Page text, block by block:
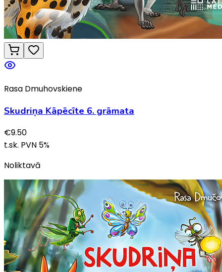
Rasa Dmuhovskiene
Skudriņa Kāpēcīte 6. grāmata
€9.50
t.sk. PVN 5%
Noliktavā